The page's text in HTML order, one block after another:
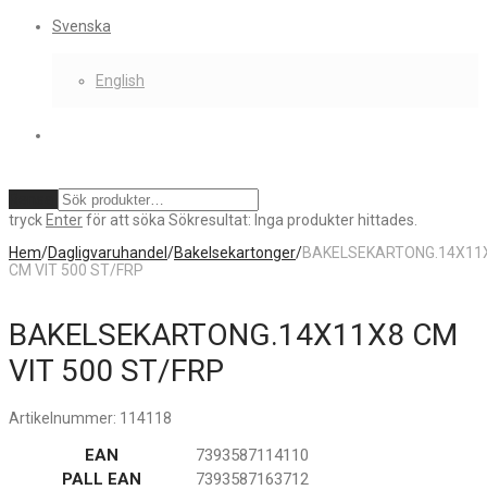
Svenska
English
tryck Enterför att söka Sökresultat: Inga produkter hittades.
Hem/Dagligvaruhandel /Bakelsekartonger/
CM VIT 500 ST/FRP
BAKELSEKARTONG.14X11X8 CM
VIT 500 ST/FRP
Artikelnummer: 114118
EAN
7393587114110
PALL EAN
7393587163712